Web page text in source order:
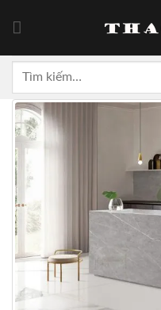
kiếm: